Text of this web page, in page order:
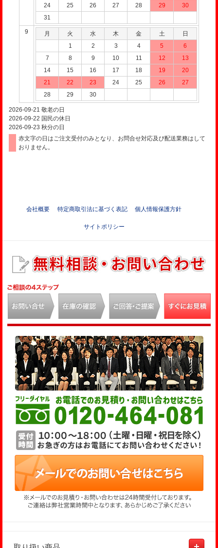
24
25 26 27 28 29
30
31
9 月 火 水 木 金 土
日
1
2 3 4 5
6
7
8 9 10 11 12
13
14
15 16 17 18 19
20
21
22 23 24 25 26
27
28
29 30
2026-09-21 敬老の日
2026-09-22 国民の休日
2026-09-23 秋分の日
赤文字の日はご注文受付のみとなり、お問合せ対応及び配送業務はして
おりません。
会社概要 特定商取引法に基づく表記 個人情報保護方針
サイトポリシー